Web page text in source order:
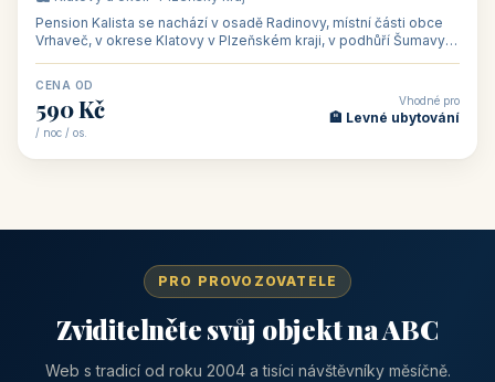
Pension Kalista se nachází v osadě Radinovy, místní části obce
Vrhaveč, v okrese Klatovy v Plzeňském kraji, v podhůří Šumavy
CENA OD
590 Kč
/ noc / os.
Vhodné pro
🏨 Levné ubytování
PRO PROVOZOVATELE
Zviditelněte svůj objekt na ABC
Web s tradicí od roku 2004 a tisíci návštěvníky měsíčně.